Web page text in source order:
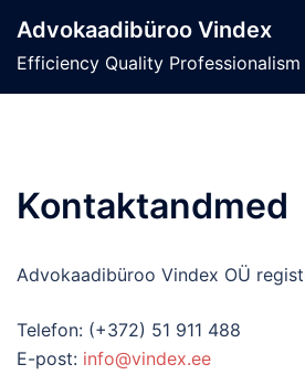
content
Advokaadibüroo Vindex
Efficiency Quality Professionalism
Kontaktandmed
Advokaadibüroo Vindex OÜ
Telefon: (+372) 51 911 488
E-post: info@vindex.ee